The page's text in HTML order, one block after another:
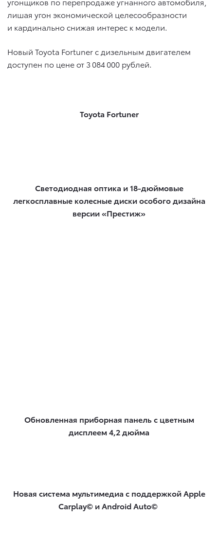
лишая угон экономической целесообразности
и кардинально снижая интерес к модели.
Новый Toyota Fortuner с дизельным двигателем
доступен по цене от 3 084 000 рублей.
Toyota Fortuner
Светодиодная оптика и 18-дюймовые
легкосплавные колесные диски особого дизайна
версии «Престиж»
Обновленная приборная панель с цветным
дисплеем 4,2 дюйма
Новая система мультимедиа с поддержкой Apple
Carplay© и Android Auto​©